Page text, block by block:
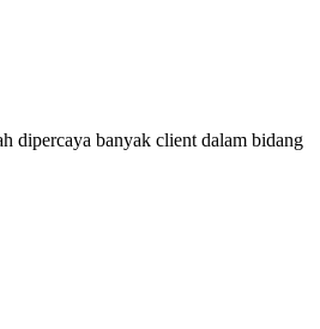
dipercaya banyak client dalam bidang